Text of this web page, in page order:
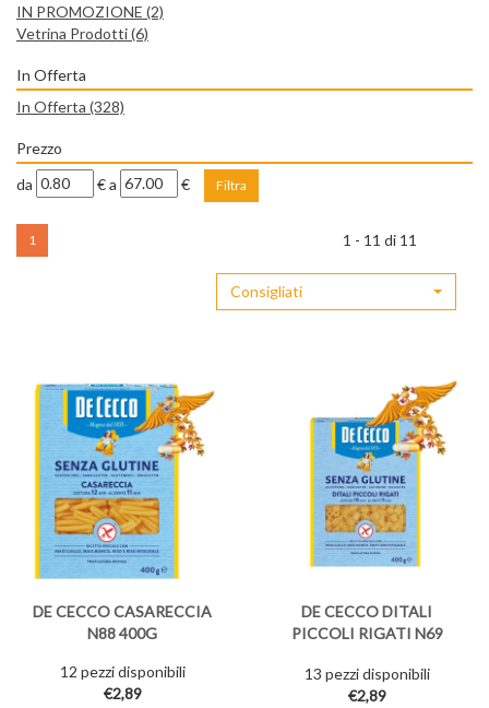
IN PROMOZIONE (2)
Vetrina Prodotti(6)
In Offerta
In Offerta (328)
Prezzo
filtra
da € filtra
a €
1 1 - 11 di 11
Consigliati
DE CECCO CASARECCIA
N88 400G
12 pezzi disponibili
€2,89
DE CECCO DITALI
PICCOLI RIGATI N69
13 pezzi disponibili
€2,89